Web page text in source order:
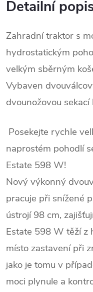
Detailní
Zahradní traktor s
hydrostatickým
velkým sběrným
Vybaven
dvounožovou
Posekejte rychle
naprostém pohodlí
Estate 598 W!
Nový výkonný
pracuje při snížené
ústrojí 98 cm,
Estate 598 W těží z
místo zastavení při
jako je tomu v
moci plynule a